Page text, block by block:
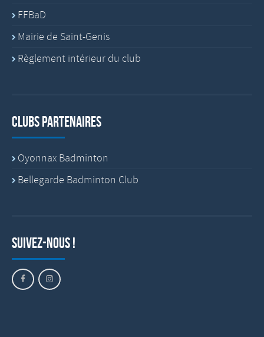
FFBaD
Mairie de Saint-Genis
Règlement intérieur du club
Clubs partenaires
Oyonnax Badminton
Bellegarde Badminton Club
Suivez-nous !